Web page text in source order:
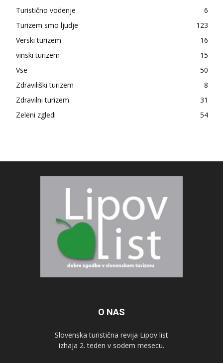
Turistično vodenje
6
Turizem smo ljudje
123
Verski turizem
16
vinski turizem
15
Vse
50
Zdraviliški turizem
8
Zdravilni turizem
31
Zeleni zgledi
54
O NAS
Slovenska turistična revija Lipov list
izhaja 2. teden v sodem mesecu.